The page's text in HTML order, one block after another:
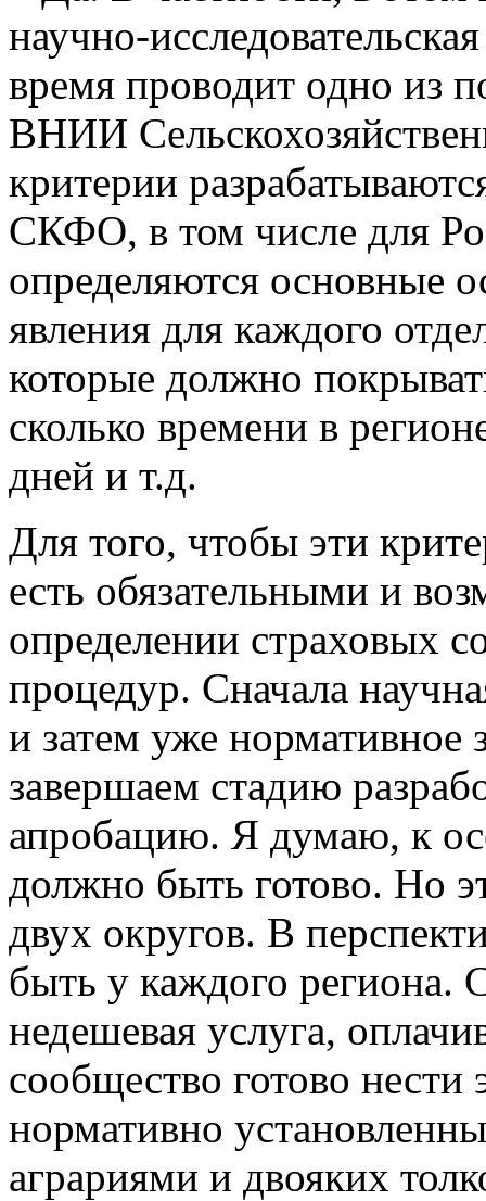
научно-
время проводит одно из
ВНИИ
критерии
СКФО, в том числе для
определяются основные
явления для каждого
которые должно
сколько времени в
дней и т.д.
Для того, чтобы эти
есть обязательными и
определении страховых
процедур. Сначала
и затем уже нормативное
завершаем стадию
апробацию. Я думаю, к
должно быть готово. Но
двух округов. В
быть у каждого региона.
недешевая услуга,
сообщество готово нести
нормативно
аграриями и двояких